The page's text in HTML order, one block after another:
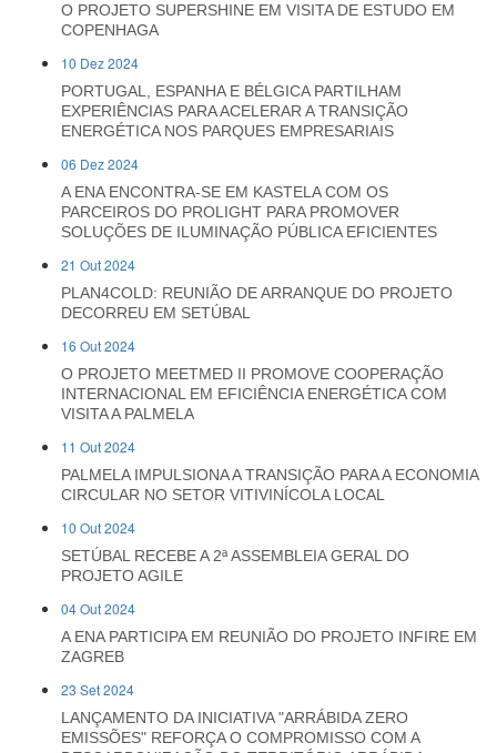
O PROJETO SUPERSHINE EM VISITA DE ESTUDO EM
COPENHAGA
10 Dez 2024
PORTUGAL, ESPANHA E BÉLGICA PARTILHAM
EXPERIÊNCIAS PARA ACELERAR A TRANSIÇÃO
ENERGÉTICA NOS PARQUES EMPRESARIAIS
06 Dez 2024
A ENA ENCONTRA-SE EM KASTELA COM OS
PARCEIROS DO PROLIGHT PARA PROMOVER
SOLUÇÕES DE ILUMINAÇÃO PÚBLICA EFICIENTES
21 Out 2024
PLAN4COLD: REUNIÃO DE ARRANQUE DO PROJETO
DECORREU EM SETÚBAL
16 Out 2024
O PROJETO MEETMED II PROMOVE COOPERAÇÃO
INTERNACIONAL EM EFICIÊNCIA ENERGÉTICA COM
VISITA A PALMELA
11 Out 2024
PALMELA IMPULSIONA A TRANSIÇÃO PARA A ECONOMIA
CIRCULAR NO SETOR VITIVINÍCOLA LOCAL
10 Out 2024
SETÚBAL RECEBE A 2ª ASSEMBLEIA GERAL DO
PROJETO AGILE
04 Out 2024
A ENA PARTICIPA EM REUNIÃO DO PROJETO INFIRE EM
ZAGREB
23 Set 2024
LANÇAMENTO DA INICIATIVA "ARRÁBIDA ZERO
EMISSÕES" REFORÇA O COMPROMISSO COM A